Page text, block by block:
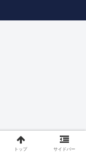
トップ サイドバー